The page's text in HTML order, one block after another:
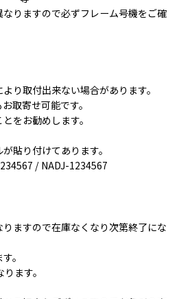
りますので必ずフレーム号機をご確
り取付出来ない場合があります。
取寄せ可能です。
をお勧めします。
貼り付けてあります。
/ NADJ-1234567
ますので在庫なくなり次第終了にな
。
ます。